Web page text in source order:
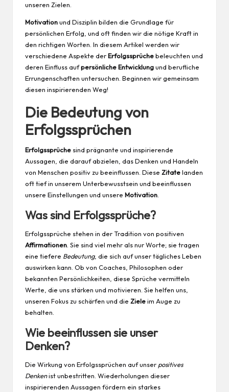
unseren Zielen.
Motivationund Disziplin bilden die Grundlage für
persönlichen Erfolg, und oft finden wir die nötige Kraft in
den richtigen Worten. In diesem Artikel werden wir
verschiedene Aspekte derErfolgssprüchebeleuchten und
deren Einfluss aufpersönliche Entwicklungund berufliche
Errungenschaften untersuchen. Beginnen wir gemeinsam
diesen inspirierenden Weg!
Die Bedeutung von
Erfolgssprüchen
Erfolgssprüche sind prägnante und inspirierende
Aussagen, die darauf abzielen, das Denken und Handeln
von Menschen positiv zu beeinflussen. Diese Zitatelanden
oft tief in unserem Unterbewusstsein und beeinflussen
unsere Einstellungen und unsere Motivation.
Was sind Erfolgssprüche?
Erfolgssprüche stehen in der Tradition von positiven
Affirmationen. Sie sind viel mehr als nur Worte; sie tragen
eine tiefere Bedeutung, die sich auf unser tägliches Leben
auswirken kann. Ob von Coaches, Philosophen oder
bekannten Persönlichkeiten, diese Sprüche vermitteln
Werte, die uns stärken und motivieren. Sie helfen uns,
unseren Fokus zu schärfen und die Zieleim Auge zu
behalten.
Wie beeinflussen sie unser
Denken?
Die Wirkung von Erfolgssprüchen auf unser positives
Denkenist unbestritten. Wiederholungen dieser
inspirierenden Aussagen fördern ein starkes